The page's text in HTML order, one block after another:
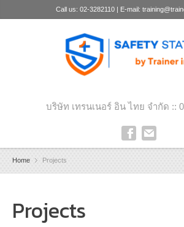
Call us: 02-3282110 | E-mail:
บริษัท เทรนเนอร์ อิน ไทย จำกัด ::
Home Projects
Projects